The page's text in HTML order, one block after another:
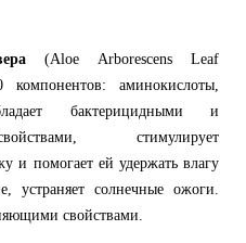
(Aloe Arborescens Leaf
аминокислоты,
бактерицидными и
стимулирует
и помогает ей удержать влагу
устраняет солнечные ожоги.
свойствами.